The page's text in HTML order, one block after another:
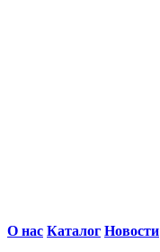
О нас Каталог Новости